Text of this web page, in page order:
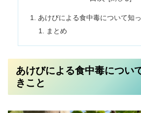
あけびによる食中毒について知
まとめ
あけびによる食中毒につい
きこと